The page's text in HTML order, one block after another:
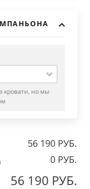
кровати, но мы
56 190 РУБ.
0 РУБ.
56 190 РУБ.